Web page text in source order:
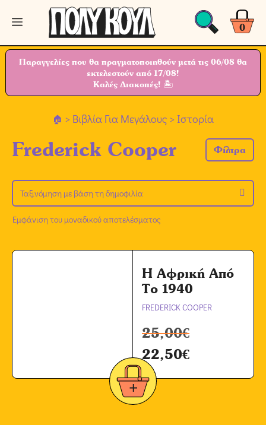
Μετάβαση
περιεχόμενο
0
Μενού
Παραγγελίες που θα πραγματοποιηθούν μετά τις 06/08 θα
εκτελεστούν από 17/08!
Καλές Διακοπές! 🏝
> Βιβλία Για Μεγάλους > Ιστορία
Frederick Cooper Φίλτρα
Εμφάνιση του μοναδικού αποτελέσματος
Η Αφρική Από
Το 1940
FREDERICK COOPER
25,00€
22,50€